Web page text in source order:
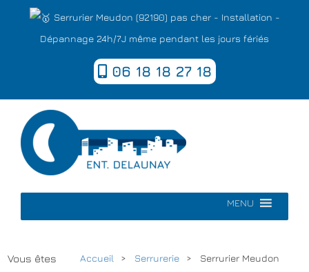
Serrurier Meudon (92190) pas cher - Installation -
Dépannage 24h/7J même pendant les jours fériés
06 18 18 27 18
MENU
Vous êtes
Accueil Serrurerie
Serrurier Meudon